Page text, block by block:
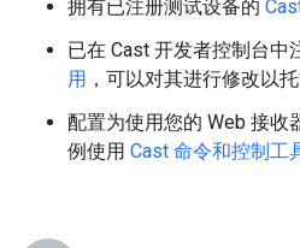
拥有已注册测试设备的
已在 Cast 开发者控制台中
用 ，可以对其进行修改以
配置为使用您的 Web 接收
例使用 Cast 命令和控制工